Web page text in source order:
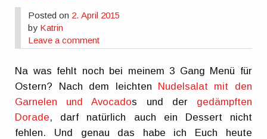
Posted on 2. April 2015
by Katrin
Leave a comment
Na was fehlt noch bei meinem 3 Gang Menü für
Ostern? Nach dem leichten Nudelsalat mit den
Garnelen und Avocados und der gedämpften
Dorade, darf natürlich auch ein Dessert nicht
fehlen. Und genau das habe ich Euch heute